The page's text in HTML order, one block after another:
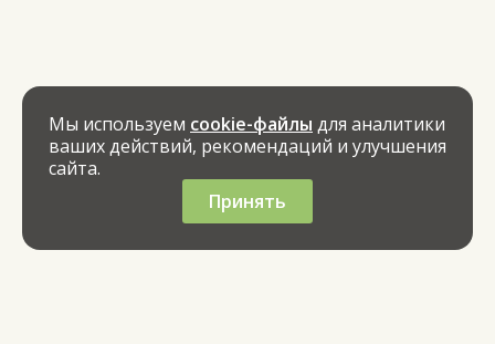
Мы используем cookie-файлы для аналитики
ваших действий, рекомендаций и улучшения
сайта.
Принять